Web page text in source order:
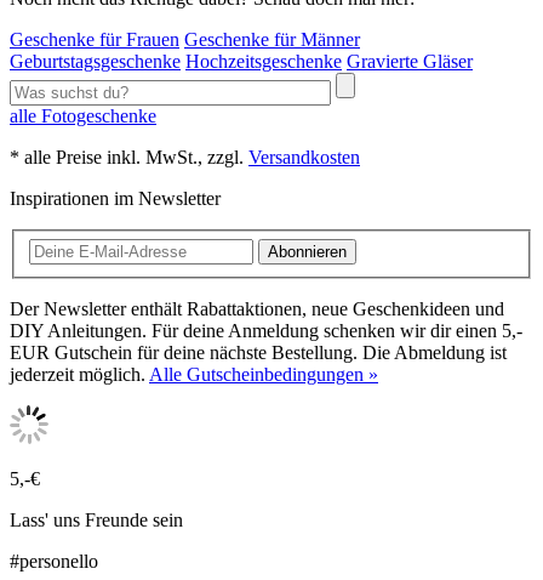
Geschenke für Frauen Geschenke für Männer
Geburtstagsgeschenke Hochzeitsgeschenke Gravierte Gläser
alle Fotogeschenke
* alle Preise inkl. MwSt., zzgl. Versandkosten
Inspirationen im Newsletter
Abonnieren
Der Newsletter enthält Rabattaktionen, neue Geschenkideen und
DIY Anleitungen. Für deine Anmeldung schenken wir dir einen 5,-
EUR Gutschein für deine nächste Bestellung. Die Abmeldung ist
jederzeit möglich. Alle Gutscheinbedingungen »
5,-€
Lass' uns Freunde sein
#personello